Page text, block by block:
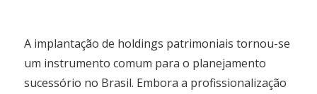
A implantação de holdings patrimoniais tornou-se
um instrumento comum para o planejamento
sucessório no Brasil. Embora a profissionalização